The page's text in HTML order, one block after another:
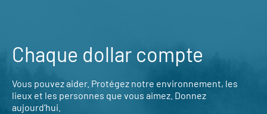
Chaque dollar compte
Vous pouvez aider. Protégez notre environnement, les
lieux et les personnes que vous aimez. Donnez
aujourd’hui.